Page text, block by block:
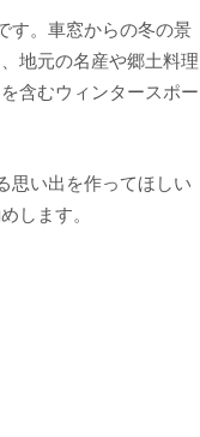
す。車窓からの冬の景
地元の名産や郷土料理
含むウィンタースポー
思い出を作ってほしい
します。